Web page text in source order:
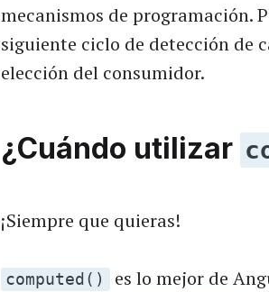
mecanismos de programación.
siguiente ciclo de detección de
elección del consumidor.
¿Cuándo utilizar
¡Siempre que quieras!
computed() es lo mejor de